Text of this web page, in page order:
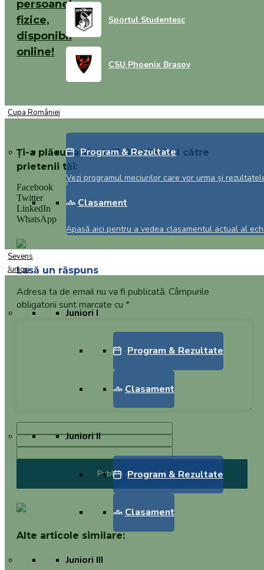
Sportul Studentesc
CSU Phoenix Brasov
Cupa României
Program & Rezultate
Vezi programul meciurilor care vor urma și
Clasament
Apasă aici pentru a vedea clasamentul actual al
Sevens
Juniori
Juniori I
Program & Rezultate
Clasament
Juniori II
Program & Rezultate
Clasament
Juniori III
persoanelor
fizice,
disponibil
online!
Aplică online pentru pachetul "Bun Venit!" de la CEC Bank și
Ți-a plăcut articolul? Distribuie-l către
prietenii tăi:
Facebook
Twitter
LinkedIn
WhatsApp
Lasă un răspuns
Adresa ta de email nu va fi publicată. Câmpurile
obligatorii sunt marcate cu *
Alte articole similare: